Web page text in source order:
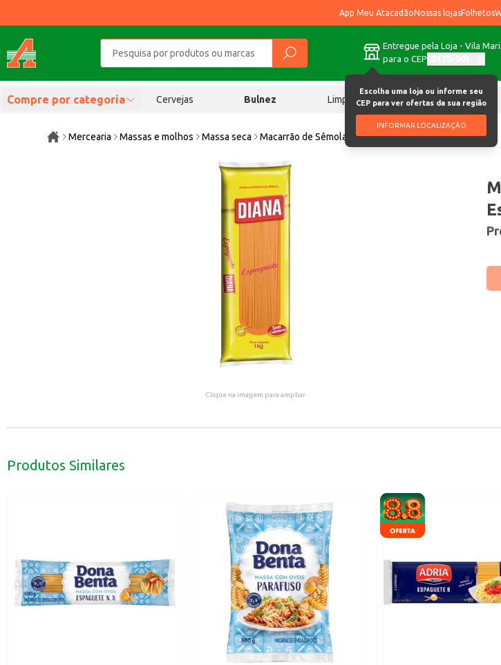
App Meu AtacadãoNossas lojasFolhetos
Entregue pela Loja - Vila
para o CEP
Escolha uma loja ou informe seu
CEP para ver ofertas da sua região
INFORMAR LOCALIZAÇÃO
Compre por categoria Cervejas Bulnez Limpeza Chocolates
Mercearia Massas e molhos Massa seca Macarrão de Sêmola Diana Espaguete 1kg
Clique na imagem para ampliar.
Produtos Similares